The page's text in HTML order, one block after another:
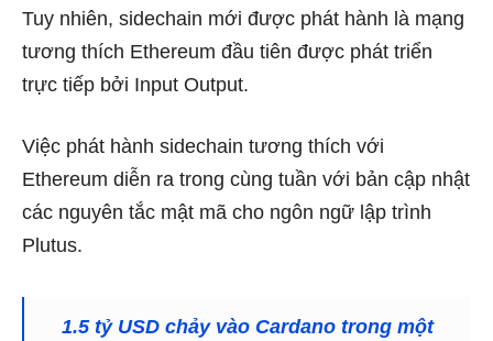
Tuy nhiên, sidechain mới được phát hành là mạng
tương thích Ethereum đầu tiên được phát triển
trực tiếp bởi Input Output.
Việc phát hành sidechain tương thích với
Ethereum diễn ra trong cùng tuần với bản cập nhật
các nguyên tắc mật mã cho ngôn ngữ lập trình
Plutus.
1.5 tỷ USD chảy vào Cardano trong một